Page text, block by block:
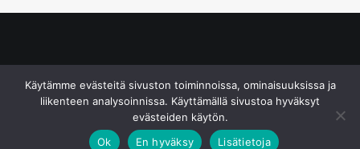
Käytämme evästeitä sivuston toiminnoissa, ominaisuuksissa ja
liikenteen analysoinnissa. Käyttämällä sivustoa hyväksyt
evästeiden käytön.
Ok
En hyväksy Lisätietoja